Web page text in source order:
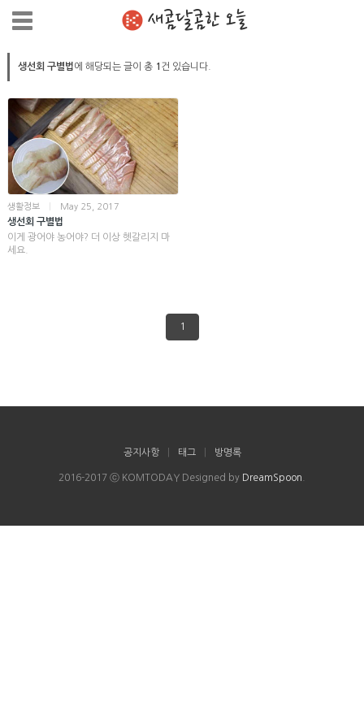
새콤달콤한 오늘
생선회 구별법에 해당되는 글이 총 1 건 있습니다.
생활정보 May 25, 2017
생선회 구별법
이게 광어야 농어야? 더 이상 헷갈리지 마
세요.
1
공지사항 태그 방명록
2016-2017 ⓒ KOMTODAY Designed by DreamSpoon